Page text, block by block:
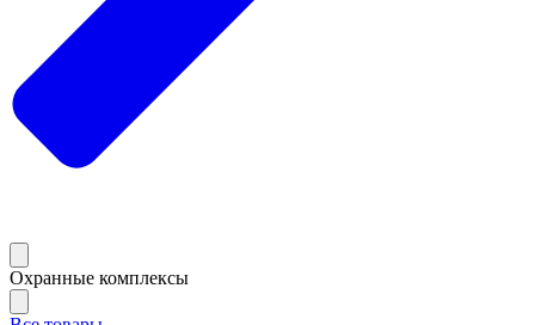
Охранные комплексы